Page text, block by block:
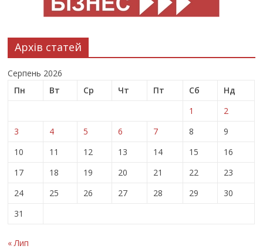
Архів статей
Серпень 2026
Пн
Вт Ср Чт Пт Сб
Нд
1
2
3
4 5 6 7 8
9
10
11 12 13 14 15
16
17
18 19 20 21 22
23
24
25 26 27 28 29
30
31
« Лип